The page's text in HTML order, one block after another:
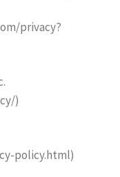
privacy?
)
policy.html)